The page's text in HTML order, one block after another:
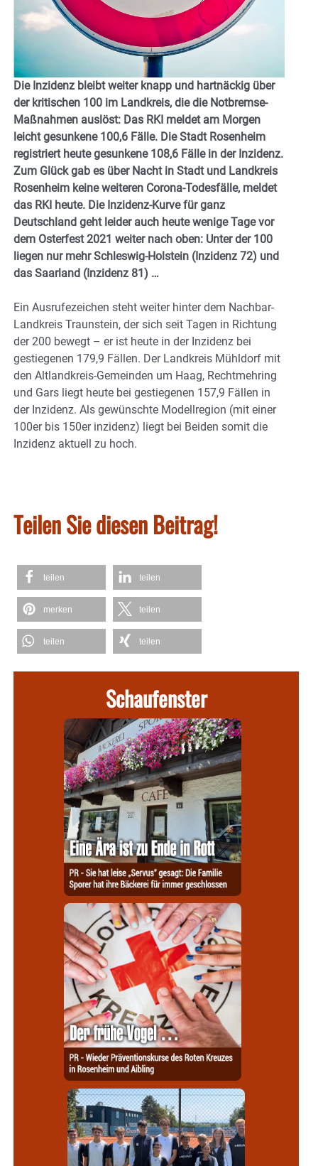
Die Inzidenz bleibt weiter knapp und hartnäckig über
der kritischen 100 im Landkreis, die die Notbremse-
Maßnahmen auslöst: Das RKI meldet am Morgen
leicht gesunkene 100,6 Fälle. Die Stadt Rosenheim
registriert heute gesunkene 108,6 Fälle in der Inzidenz.
Zum Glück gab es über Nacht in Stadt und Landkreis
Rosenheim keine weiteren Corona-Todesfälle, meldet
das RKI heute. Die Inzidenz-Kurve für ganz
Deutschland geht leider auch heute wenige Tage vor
dem Osterfest 2021 weiter nach oben: Unter der 100
liegen nur mehr Schleswig-Holstein (Inzidenz 72) und
das Saarland (Inzidenz 81) …
Ein Ausrufezeichen steht weiter hinter dem Nachbar-
Landkreis Traunstein, der sich seit Tagen in Richtung
der 200 bewegt – er ist heute in der Inzidenz bei
gestiegenen 179,9 Fällen. Der Landkreis Mühldorf mit
den Altlandkreis-Gemeinden um Haag, Rechtmehring
und Gars liegt heute bei gestiegenen 157,9 Fällen in
der Inzidenz. Als gewünschte Modellregion (mit einer
100er bis 150er inzidenz) liegt bei Beiden somit die
Inzidenz aktuell zu hoch.
Teilen Sie diesen Beitrag!
teilen teilen
merken teilen
teilen teilen
Schaufenster